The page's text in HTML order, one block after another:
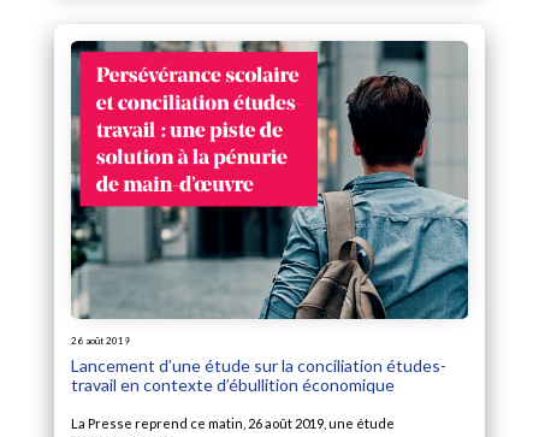
26 août 2019
Lancement d’une étude sur la conciliation études-
travail en contexte d’ébullition économique
La Presse reprend ce matin, 26 août 2019, une étude